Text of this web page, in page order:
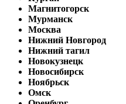
Магнитогорск
Мурманск
Москва
Нижний Новгород
Нижний тагил
Новокузнецк
Новосибирск
Ноябрьск
Омск